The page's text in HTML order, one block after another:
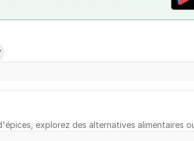
explorez des alternatives alimentaires